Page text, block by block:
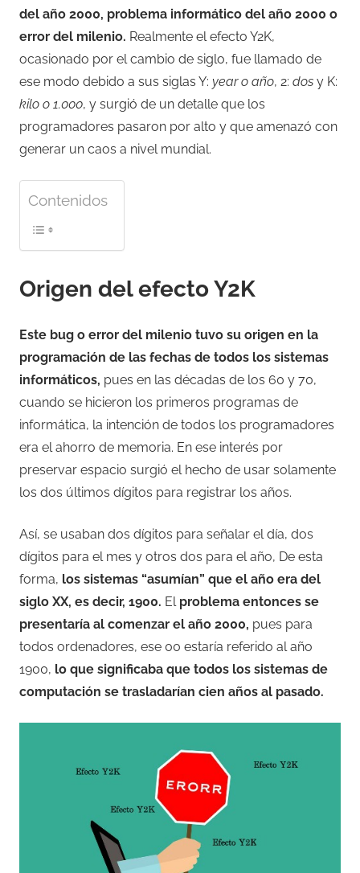
del año 2000, problema informático del año 2000 o
error del milenio. Realmente el efecto Y2K,
ocasionado por el cambio de siglo, fue llamado de
ese modo debido a sus siglas Y: year o año, 2: dos y K:
kilo o 1.000, y surgió de un detalle que los
programadores pasaron por alto y que amenazó con
generar un caos a nivel mundial.
Contenidos
Origen del efecto Y2K
Este bug o error del milenio tuvo su origen en la
programación de las fechas de todos los sistemas
informáticos, pues en las décadas de los 60 y 70,
cuando se hicieron los primeros programas de
informática, la intención de todos los programadores
era el ahorro de memoria. En ese interés por
preservar espacio surgió el hecho de usar solamente
los dos últimos dígitos para registrar los años.
Así, se usaban dos dígitos para señalar el día, dos
dígitos para el mes y otros dos para el año, De esta
forma, los sistemas “asumían” que el año era del
siglo XX, es decir, 1900. El problema entonces se
presentaría al comenzar el año 2000, pues para
todos ordenadores, ese 00 estaría referido al año
1900, lo que significaba que todos los sistemas de
computación se trasladarían cien años al pasado.